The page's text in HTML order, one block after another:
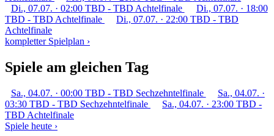
Di., 07.07. · 02:00 TBD - TBD Achtelfinale
Di., 07.07. · 18:00
TBD - TBD Achtelfinale Di., 07.07. · 22:00TBD -TBD
Achtelfinale
kompletter Spielplan ›
Spiele am gleichen Tag
Sa., 04.07. · 00:00 TBD - TBD Sechzehntelfinale
Sa., 04.07. ·
03:30 TBD - TBD Sechzehntelfinale Sa., 04.07. · 23:00TBD -
TBD Achtelfinale
Spiele heute ›